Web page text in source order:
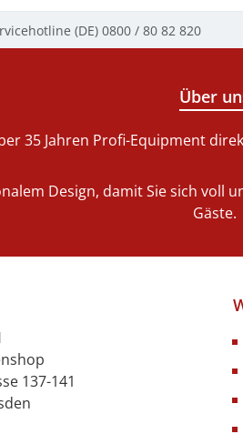
(DE) 0800 / 80 82 820
Über
35 Jahren Profi-Equipment
Design, damit Sie sich
Gäste.
137-141